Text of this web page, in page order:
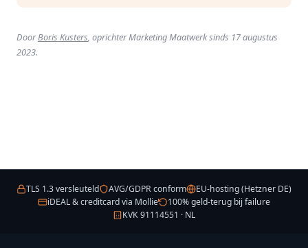
DoorBoris Kusters, oprichter Marketing Maatwerk sinds 17 augustus
2023.
TLS 1.3 versleuteld AVG/GDPR conform
EU-hosting (Hetzner DE)
iDEAL & creditcard via Mollie
100% geld-terug bij failure
KVK 91114551 · NL